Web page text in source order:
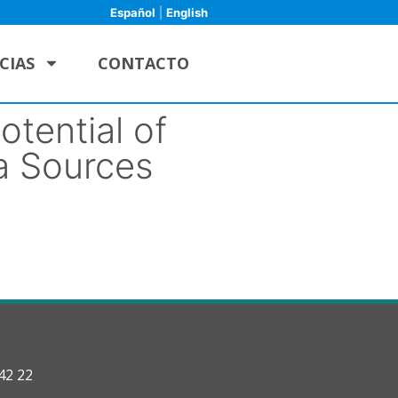
Español English
CONTACTO
of
Sources
22